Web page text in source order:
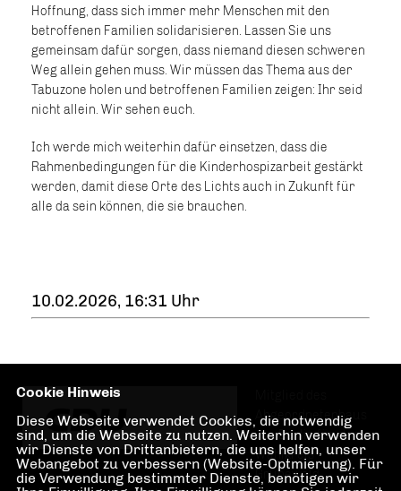
Hoffnung, dass sich immer mehr Menschen mit den
betroffenen Familien solidarisieren. Lassen Sie uns
gemeinsam dafür sorgen, dass niemand diesen schweren
Weg allein gehen muss. Wir müssen das Thema aus der
Tabuzone holen und betroffenen Familien zeigen: Ihr seid
nicht allein. Wir sehen euch.
Ich werde mich weiterhin dafür einsetzen, dass die
Rahmenbedingungen für die Kinderhospizarbeit gestärkt
werden, damit diese Orte des Lichts auch in Zukunft für
alle da sein können, die sie brauchen.
10.02.2026, 16:31 Uhr
Abgeordnetenhaus
von Berlin für den
Wahlkreis
Grunewald,
Cookie Hinweis
Diese Webseite verwendet Cookies, die notwendig
sind, um die Webseite zu nutzen. Weiterhin verwenden
wir Dienste von Drittanbietern, die uns helfen, unser
Webangebot zu verbessern (Website-Optmierung). Für
die Verwendung bestimmter Dienste, benötigen wir